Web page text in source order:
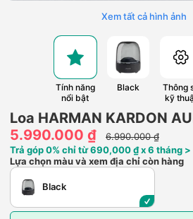
Xem tất cả hình ảnh
Tính năng
nổi bật
Black
Thông
kỹ
Loa HARMAN KARDON
5.990.000 ₫
6.990.000 ₫
Trả góp 0% chỉ từ 690,000 ₫ x 6 tháng >
Lựa chọn màu và xem địa chỉ còn hàng
Black